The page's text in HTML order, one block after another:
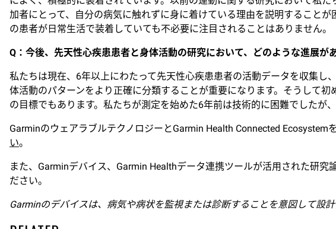
加者にとって、自分の病気に触れずに身に着けている理由を説明すること
の患者が日常生活で装着していても不必要に注目されることはありません。
Q ：今後、先天性心疾患患者と身体活動の研究において、どのような進展が
私たちは現在、6年以上にわたって先天性心疾患患者の活動データを収集
体活動のパターンをより正確に分類することが重要になります。そうして
の目標でもあります。私たちが測定を始めた6年前は技術的に困難でしたが、
GarminのウェアラブルテクノロジーとGarmin Health Connected
い。
また、Garminデバイス、Garmin Healthデータ連携ツールが活用された研究
ださい。
Garminのデバイスは、病気や病状を監視または診断することを意図して設